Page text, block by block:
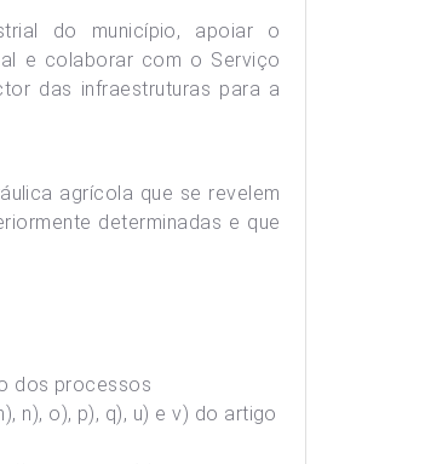
do município, apoiar o
e colaborar com o Serviço
das infraestruturas para a
agrícola que se revelem
determinadas e que
dos processos
n), o), p), q), u) e v) do artigo